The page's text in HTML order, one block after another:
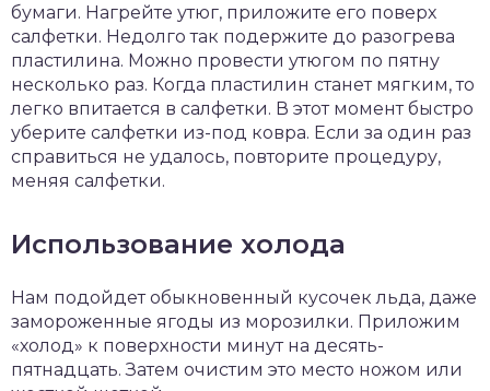
бумаги. Нагрейте утюг, приложите его поверх
салфетки. Недолго так подержите до разогрева
пластилина. Можно провести утюгом по пятну
несколько раз. Когда пластилин станет мягким, то
легко впитается в салфетки. В этот момент быстро
уберите салфетки из-под ковра. Если за один раз
справиться не удалось, повторите процедуру,
меняя салфетки.
Использование холода
Нам подойдет обыкновенный кусочек льда, даже
замороженные ягоды из морозилки. Приложим
«холод» к поверхности минут на десять-
пятнадцать. Затем очистим это место ножом или